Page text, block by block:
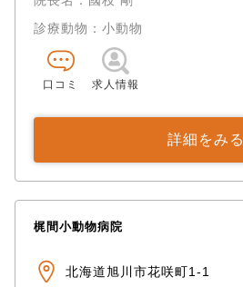
診療動物：小動物
口コミ 求人情報
詳細をみる
梶間小動物病院
北海道旭川市花咲町1-1